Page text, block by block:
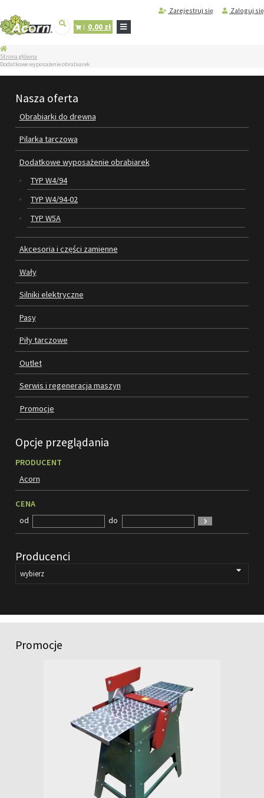
Zarejestruj się Zaloguj się
0,00 zł
STRONA
GŁÓWNA
SERWIS
REGENERACJA
PRODUKTY
OBRABIARKI DO DREWNA
DODATKOWE WYPOSAŻENIE
OBRABIAREK
AKCESORIA I CZĘŚCI ZAMIENNE
WAŁY
SILNIKI ELEKTRYCZNE
PASY
PIŁY TARCZOWE
OUTLET
SERWIS I REGENERACJA MASZYN
PROMOCJE
REGULAMIN
SILNIKI ELEKTRYCZNE
PASY KLINOWE
KONTAKT
Strona główna
Dodatkowe wyposażenie obrabiarek
Nasza oferta
Obrabiarki do drewna
Pilarka tarczowa
Dodatkowe wyposażenie obrabiarek
TYP W4/94
TYP W4/94-02
TYP W5A
Akcesoria i części zamienne
Wały
Silniki elektryczne
Pasy
Piły tarczowe
Outlet
Serwis i regeneracja maszyn
Promocje
Opcje przeglądania
PRODUCENT
Acorn
CENA
od
do
Producenci
Promocje